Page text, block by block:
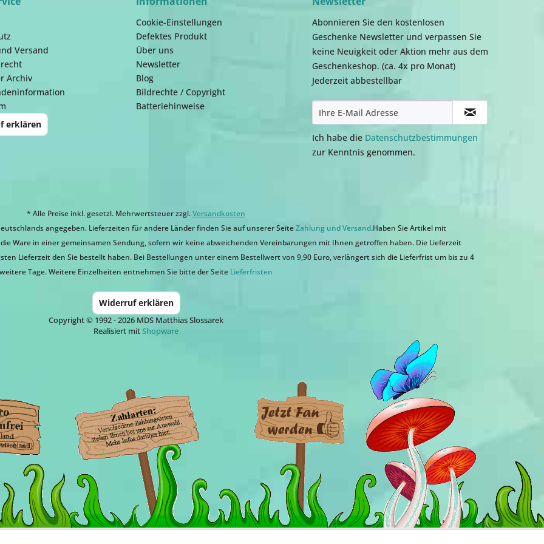
Versand
Archiv
erklären
Cookie-Einstellungen
Defektes Produkt
Über uns
Newsletter
Blog
Bildrechte / Copyright
Batteriehinweise
Abonnieren Sie den kostenlosen
Geschenke Newsletter und verpassen Sie
keine Neuigkeit oder Aktion mehr aus dem
Geschenkeshop. (ca. 4x pro Monat)
Jederzeit abbestellbar
Ich habe die Datenschutzbestimmungen
zur Kenntnis genommen.
* Alle Preise inkl. gesetzl. Mehrwertsteuer zzgl.Versandkosten
angegeben. Lieferzeiten für andere Länder finden Sie auf unserer SeiteZahlung und Versand.Haben Sie Artikel mit
Ware in einer gemeinsamen Sendung, sofern wir keine abweichenden Vereinbarungen mit Ihnen getroffen haben. Die Lieferzeit
Lieferzeit den Sie bestellt haben. Bei Bestellungen unter einem Bestellwert von 9,90 Euro, verlängert sich die Lieferfrist um bis zu 4
weitere Tage. Weitere Einzelheiten entnehmen Sie bitte der Seite Lieferfristen
Widerruf erklären
Copyright © 1992 - 2026 MDS Matthias Slossarek
Realisiert mitShopware